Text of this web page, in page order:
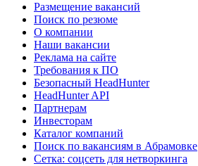
Размещение вакансий
Поиск по резюме
О компании
Наши вакансии
Реклама на сайте
Требования к ПО
Безопасный HeadHunter
HeadHunter API
Партнерам
Инвесторам
Каталог компаний
Поиск по вакансиям в Абрамовке
Сетка: соцсеть для нетворкинга